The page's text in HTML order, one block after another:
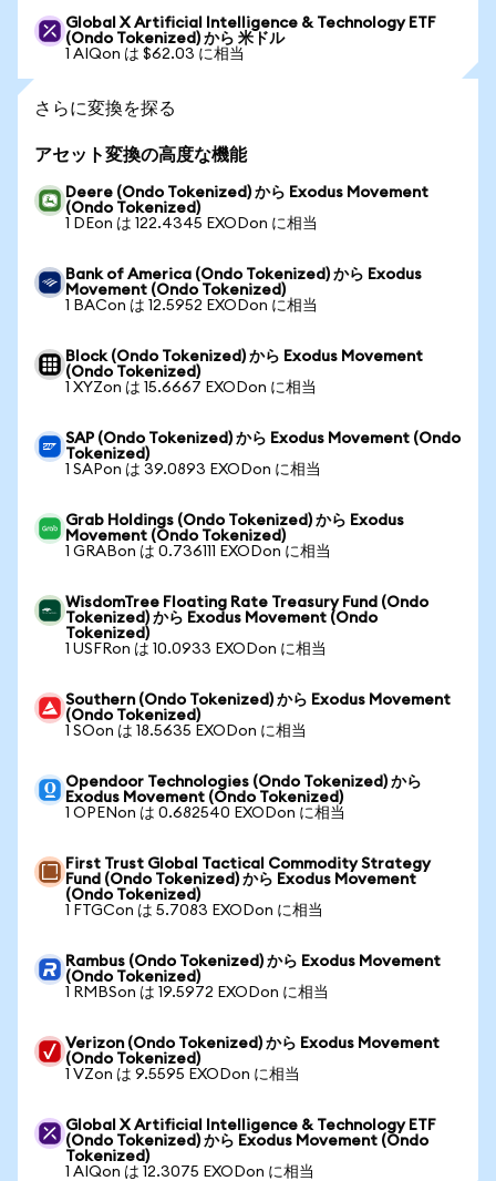
Global X Artificial Intelligence & Technology ETF
(Ondo Tokenized) から 米ドル
1 AIQon は $62.03 に相当
さらに変換を探る
アセット変換の高度な機能
Deere (Ondo Tokenized) から Exodus Movement
(Ondo Tokenized)
1 DEon は 122.4345 EXODon に相当
Bank of America (Ondo Tokenized) から Exodus
Movement (Ondo Tokenized)
1 BACon は 12.5952 EXODon に相当
Block (Ondo Tokenized) から Exodus Movement
(Ondo Tokenized)
1 XYZon は 15.6667 EXODon に相当
SAP (Ondo Tokenized) から Exodus Movement (Ondo
Tokenized)
1 SAPon は 39.0893 EXODon に相当
Grab Holdings (Ondo Tokenized) から Exodus
Movement (Ondo Tokenized)
1 GRABon は 0.736111 EXODon に相当
WisdomTree Floating Rate Treasury Fund (Ondo
Tokenized) から Exodus Movement (Ondo
Tokenized)
1 USFRon は 10.0933 EXODon に相当
Southern (Ondo Tokenized) から Exodus Movement
(Ondo Tokenized)
1 SOon は 18.5635 EXODon に相当
Opendoor Technologies (Ondo Tokenized) から
Exodus Movement (Ondo Tokenized)
1 OPENon は 0.682540 EXODon に相当
First Trust Global Tactical Commodity Strategy
Fund (Ondo Tokenized) から Exodus Movement
(Ondo Tokenized)
1 FTGCon は 5.7083 EXODon に相当
Rambus (Ondo Tokenized) から Exodus Movement
(Ondo Tokenized)
1 RMBSon は 19.5972 EXODon に相当
Verizon (Ondo Tokenized) から Exodus Movement
(Ondo Tokenized)
1 VZon は 9.5595 EXODon に相当
Global X Artificial Intelligence & Technology ETF
(Ondo Tokenized) から Exodus Movement (Ondo
Tokenized)
1 AIQon は 12.3075 EXODon に相当